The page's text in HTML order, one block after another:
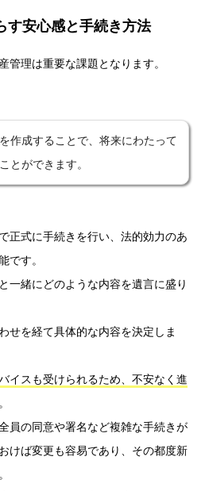
す安心感と手続き方法
管理は重要な課題となります。
作成することで、将来にわたって
とができます。
正式に手続きを行い、法的効力のあ
です。
一緒にどのような内容を遺言に盛り
せを経て具体的な内容を決定しま
イスも受けられるため、不安なく進
員の同意や署名など複雑な手続きが
けば変更も容易であり、その都度新